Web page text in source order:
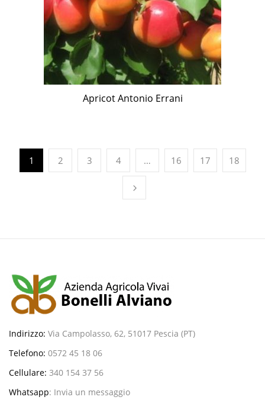
Apricot Antonio Errani
1 2 3 4 … 16 17 18
Indirizzo: Via Campolasso, 62, 51017 Pescia (PT)
Telefono: 0572 45 18 06
Cellulare: 340 154 37 56
Whatsapp: Invia un messaggio